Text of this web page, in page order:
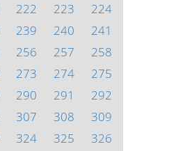
222 223
224
239 240
241
256 257
258
273 274
275
290 291
292
307 308
309
324 325
326